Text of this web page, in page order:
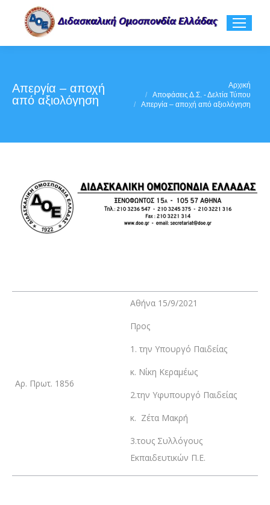
Απεργία – αποχή
από αξιολόγηση
Αρχική
Αποφάσεις Δ.Σ. - Δελτία Τύπου
Απεργία – αποχή από αξιολόγηση
Αρ. Πρωτ. 1856
Αθήνα 15/9/2021
Προς
1. την Υπουργό Παιδείας
κ. Νίκη Κεραμέως
2.την Υφυπουργό Παιδείας
κ. Ζέτα Μακρή
3.τους Συλλόγους
Εκπαιδευτικών Π.Ε.